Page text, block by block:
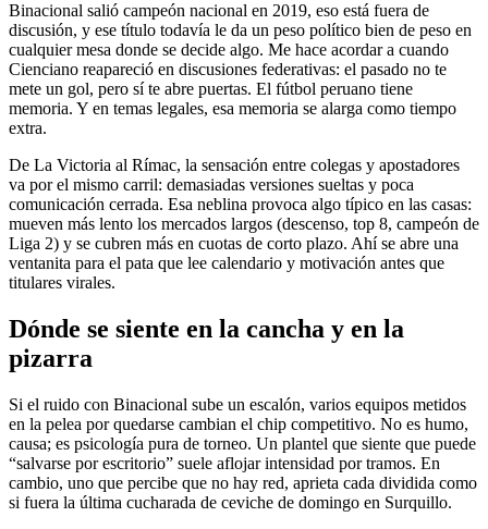
Binacional salió campeón nacional en 2019, eso está fuera de
discusión, y ese título todavía le da un peso político bien de peso en
cualquier mesa donde se decide algo. Me hace acordar a cuando
Cienciano reapareció en discusiones federativas: el pasado no te
mete un gol, pero sí te abre puertas. El fútbol peruano tiene
memoria. Y en temas legales, esa memoria se alarga como tiempo
extra.
De La Victoria al Rímac, la sensación entre colegas y apostadores
va por el mismo carril: demasiadas versiones sueltas y poca
comunicación cerrada. Esa neblina provoca algo típico en las casas:
mueven más lento los mercados largos (descenso, top 8, campeón de
Liga 2) y se cubren más en cuotas de corto plazo. Ahí se abre una
ventanita para el pata que lee calendario y motivación antes que
titulares virales.
Dónde se siente en la cancha y en la
pizarra
Si el ruido con Binacional sube un escalón, varios equipos metidos
en la pelea por quedarse cambian el chip competitivo. No es humo,
causa; es psicología pura de torneo. Un plantel que siente que puede
“salvarse por escritorio” suele aflojar intensidad por tramos. En
cambio, uno que percibe que no hay red, aprieta cada dividida como
si fuera la última cucharada de ceviche de domingo en Surquillo.